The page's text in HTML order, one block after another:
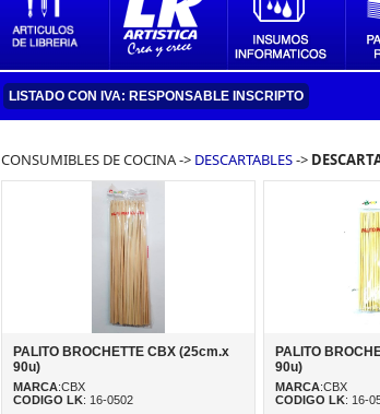
LISTADO CON IVA: RESPONSABLE INSCRIPTO
CONSUMIBLES DE COCINA -> DESCARTABLES->
PALITO BROCHETTE CBX (25cm.x
90u)
MARCA:CBX
CODIGO LK: 16-0502
PALITO
90u)
MARCA:CBX
CODIGO LK: 16-